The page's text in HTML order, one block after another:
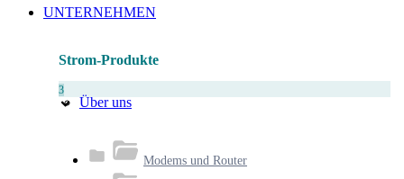
UNTERNEHMEN
Über uns
Strom-Produkte
3
Modems und Router